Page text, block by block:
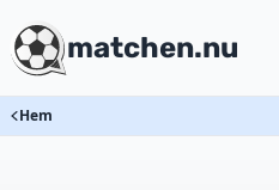
matchen.nu
Hem